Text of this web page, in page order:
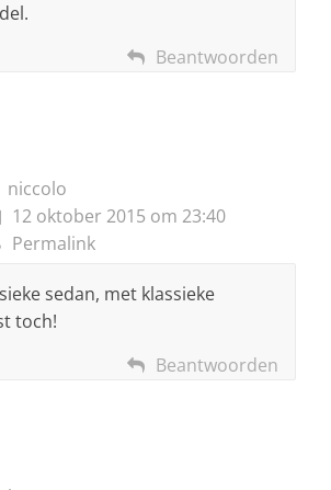
Beantwoorden
niccolo
12 oktober 2015 om 23:40
Permalink
sedan, met klassieke
toch!
Beantwoorden